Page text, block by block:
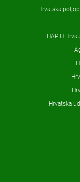
Hrvatska
HAPIH
Hrvatska